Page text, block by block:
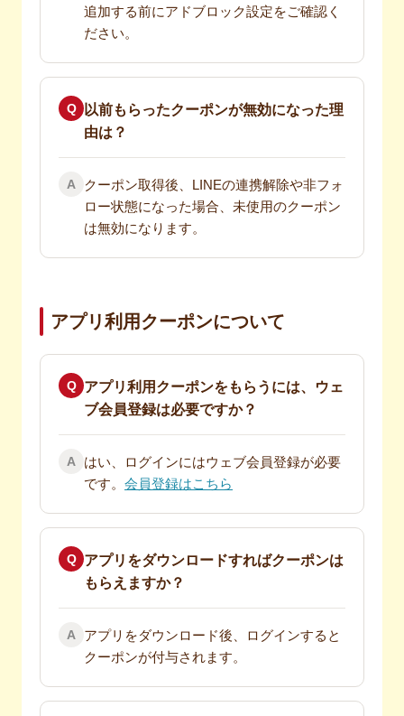
追加する前にアドブロック設定をご確認く
ださい。
Q 以前もらったクーポンが無効になった理
由は？
A
クーポン取得後、LINEの連携解除や非フォ
ロー状態になった場合、未使用のクーポン
は無効になります。
アプリ利用クーポンについて
Q アプリ利用クーポンをもらうには、ウェ
ブ会員登録は必要ですか？
A
はい、ログインにはウェブ会員登録が必要
です。 会員登録はこちら
Q アプリをダウンロードすればクーポンは
もらえますか？
A
アプリをダウンロード後、ログインすると
クーポンが付与されます。